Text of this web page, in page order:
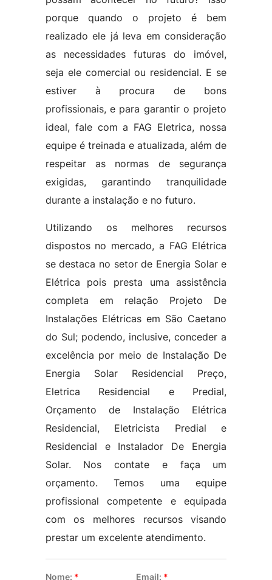
porque quando o projeto é bem
realizado ele já leva em consideração
as necessidades futuras do imóvel,
seja ele comercial ou residencial. E se
estiver à procura de bons
profissionais, e para garantir o projeto
ideal, fale com a FAG Eletrica, nossa
equipe é treinada e atualizada, além de
respeitar as normas de segurança
exigidas, garantindo tranquilidade
durante a instalação e no futuro.
Utilizando os melhores recursos
dispostos no mercado, a FAG Elétrica
se destaca no setor de Energia Solar e
Elétrica pois presta uma assistência
completa em relação Projeto De
Instalações Elétricas em São Caetano
do Sul; podendo, inclusive, conceder a
excelência por meio de Instalação De
Energia Solar Residencial Preço,
Eletrica Residencial e Predial,
Orçamento de Instalação Elétrica
Residencial, Eletricista Predial e
Residencial e Instalador De Energia
Solar. Nos contate e faça um
orçamento. Temos uma equipe
profissional competente e equipada
com os melhores recursos visando
prestar um excelente atendimento.
Nome: * Email: *